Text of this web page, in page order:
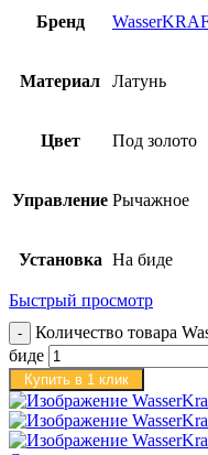
Бренд
Материал Латунь
Цвет Под золото
Управление Рычажное
Установка На биде
Быстрый просмотр
Количество товара
биде
Купить в 1 клик